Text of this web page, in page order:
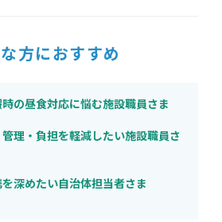
方におすすめ
の昼食対応に悩む施設職員さま
理・負担を軽減したい施設職員さ
深めたい自治体担当者さま